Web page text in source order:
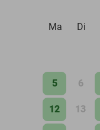
Ma
Di
5 6
12 13